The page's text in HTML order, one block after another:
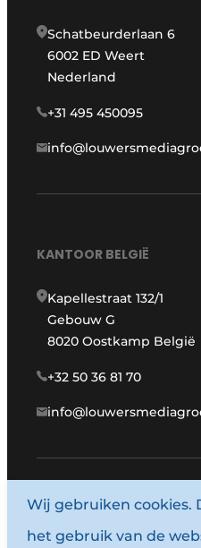
Schatbeurderlaan 6
6002 ED Weert
Nederland
+31 495 450095
KANTOOR BELGIË
Kapellestraat 132/1
Gebouw G
8020 Oostkamp België
+32 50 36 81 70
© 1987 - 2026
Wij gebruiken cookies.
het gebruik van de